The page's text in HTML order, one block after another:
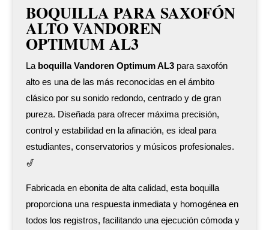
BOQUILLA PARA SAXOFÓN
ALTO VANDOREN
OPTIMUM AL3
La boquilla Vandoren Optimum AL3para saxofón
alto es una de las más reconocidas en el ámbito
clásico por su sonido redondo, centrado y de gran
pureza. Diseñada para ofrecer máxima precisión,
control y estabilidad en la afinación, es ideal para
estudiantes, conservatorios y músicos profesionales.
🎷
Fabricada en ebonita de alta calidad, esta boquilla
proporciona una respuesta inmediata y homogénea en
todos los registros, facilitando una ejecución cómoda y